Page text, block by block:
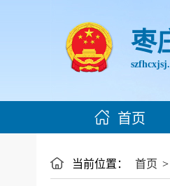
枣
首页
当前位置： 首页 >